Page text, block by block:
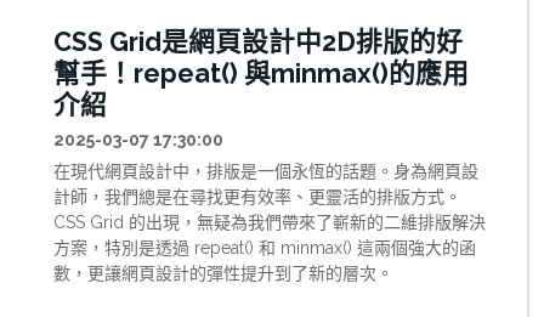
CSS Grid是網頁設計中2D排版的好
幫手！repeat() 與minmax()的應用
介紹
2025-03-07 17:30:00
在現代網頁設計中，排版是一個永恆的話題。身為網頁設
計師，我們總是在尋找更有效率、更靈活的排版方式。
CSS Grid 的出現，無疑為我們帶來了嶄新的二維排版解決
方案，特別是透過 repeat() 和 minmax() 這兩個強大的函
數，更讓網頁設計的彈性提升到了新的層次。